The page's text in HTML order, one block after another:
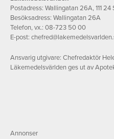
Postadress: Wallingatan 26A, 111
Besöksadress: Wallingatan 26A
Telefon, vx.: 08-723 50 00
E-post:
Ansvarig utgivare: Chefredaktör
Läkemedelsvärlden ges ut av
Annonser